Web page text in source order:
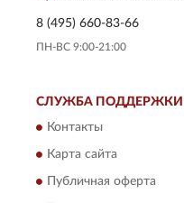
8 (495) 660-83-66
ПН-ВС 9:00-21:00
СЛУЖБА ПОДДЕРЖКИ
Контакты
Карта сайта
Публичная оферта